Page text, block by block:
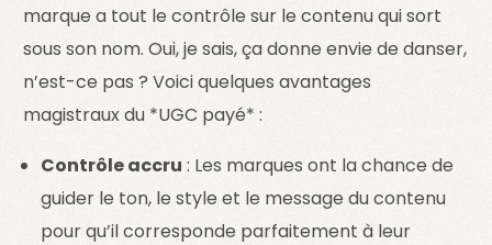
marque a tout le contrôle sur le contenu qui sort
sous son nom. Oui, je sais, ça donne envie de danser,
n’est-ce pas ? Voici quelques avantages
magistraux du *UGC payé* :
Contrôle accru : Les marques ont la chance de
guider le ton, le style et le message du contenu
pour qu’il corresponde parfaitement à leur